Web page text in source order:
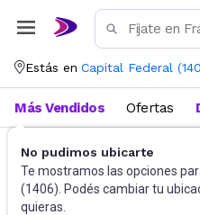
Estás en Capital Federal (
No pudimos ubicarte
Te mostramos las opciones
(1406). Podés cambiar tu
quieras.
Más Vendidos Ofertas
Accesorios Anteojos de